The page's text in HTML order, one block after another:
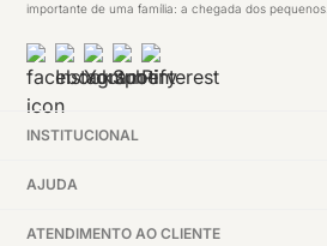
importante de uma família: a chegada dos pequenos.
INSTITUCIONAL
AJUDA
ATENDIMENTO AO CLIENTE